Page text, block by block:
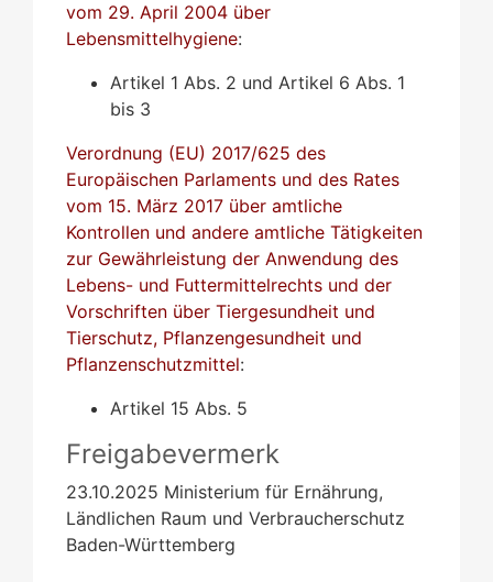
vom 29. April 2004 über
Lebensmittelhygiene:
Artikel 1 Abs. 2 und Artikel 6 Abs. 1
bis 3
Verordnung (EU) 2017/625 des
Europäischen Parlaments und des Rates
vom 15. März 2017 über amtliche
Kontrollen und andere amtliche Tätigkeiten
zur Gewährleistung der Anwendung des
Lebens- und Futtermittelrechts und der
Vorschriften über Tiergesundheit und
Tierschutz, Pflanzengesundheit und
Pflanzenschutzmittel:
Artikel 15 Abs. 5
Freigabevermerk
23.10.2025 Ministerium für Ernährung,
Ländlichen Raum und Verbraucherschutz
Baden-Württemberg